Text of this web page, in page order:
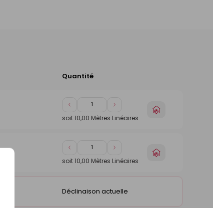
Quantité
Diminuer
de
Augmenter
de
soit10,00 Mètres Linéaires
Choisir
Diminuer
de
Augmenter
de
soit10,00 Mètres Linéaires
Choisir
Déclinaison actuelle